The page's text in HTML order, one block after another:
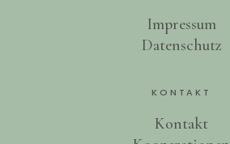
Impressum
Datenschutz
KONTAKT
Kontakt